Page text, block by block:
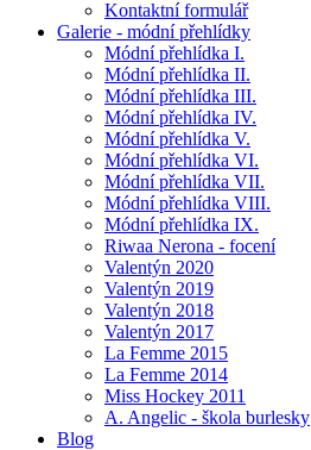
Kontaktní formulář
Galerie - módní přehlídky
Módní přehlídka I.
Módní přehlídka II.
Módní přehlídka III.
Módní přehlídka IV.
Módní přehlídka V.
Módní přehlídka VI.
Módní přehlídka VII.
Módní přehlídka VIII.
Módní přehlídka IX.
Riwaa Nerona - focení
Valentýn 2020
Valentýn 2019
Valentýn 2018
Valentýn 2017
La Femme 2015
La Femme 2014
Miss Hockey 2011
A. Angelic - škola burlesky
Blog